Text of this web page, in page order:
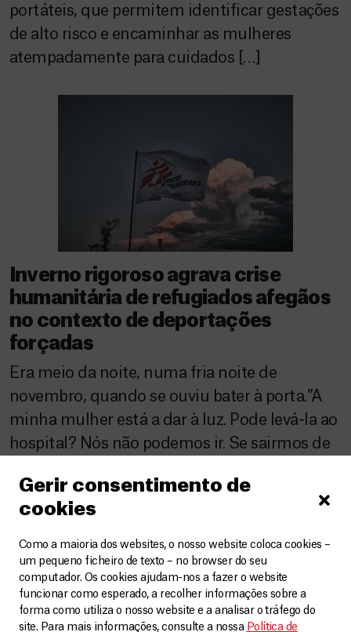
Gerir consentimento de
cookies
Como a maioria dos websites, o nosso website coloca cookies –
um pequeno ficheiro de texto – no browser do seu
computador. Os cookies ajudam-nos a fazer o website
funcionar como esperado, a recolher informações sobre a
forma como utiliza o nosso website e a analisar o tráfego do
site. Para mais informações, consulte a nossa Política de
portáteis, que permitem identificar gestações
de alto risco e encaminhar as mulheres
atempadamente para cuidados […]
Inverno rigoroso agrava crise
humanitária de refugiados afegãos
no contexto de deportações
forçadas
Era meio da noite, numa fria noite de
novembro, quando se ouviu bater à porta.”A
minha mulher está a dar à luz. Pode levá-la ao
hospital? Nós não podemos ir. Se sairmos de
ser humano, ajude-nos.” Estas foram as
palavras de um afegão refugiado, ditas
naquela noite […]